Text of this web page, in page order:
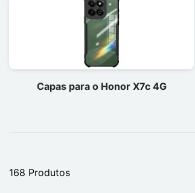
Capas para o Honor X7c 4G
168 Produtos